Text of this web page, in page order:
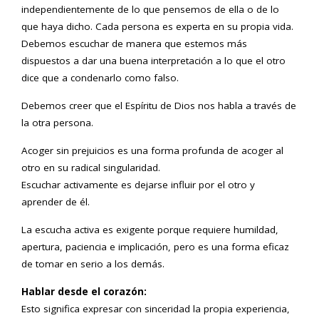
independientemente de lo que pensemos de ella o de lo
que haya dicho. Cada persona es experta en su propia vida.
Debemos escuchar de manera que estemos más
dispuestos a dar una buena interpretación a lo que el otro
dice que a condenarlo como falso.
Debemos creer que el Espíritu de Dios nos habla a través de
la otra persona.
Acoger sin prejuicios es una forma profunda de acoger al
otro en su radical singularidad.
Escuchar activamente es dejarse influir por el otro y
aprender de él.
La escucha activa es exigente porque requiere humildad,
apertura, paciencia e implicación, pero es una forma eficaz
de tomar en serio a los demás.
Hablar desde el corazón:
Esto significa expresar con sinceridad la propia experiencia,